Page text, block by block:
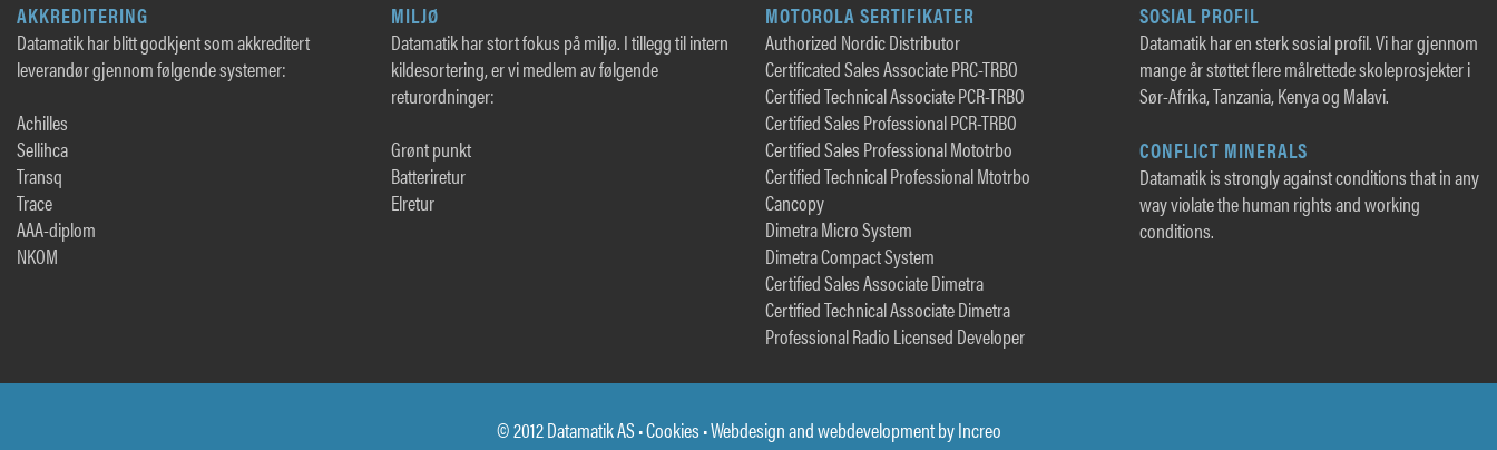
AKKREDITERING
Datamatik har blitt godkjent som akkreditert
leverandør gjennom følgende systemer:
Achilles
Sellihca
Transq
Trace
AAA-diplom
NKOM
MILJØ
Datamatik har stort fokus på miljø. I tillegg til intern
kildesortering, er vi medlem av følgende
returordninger:
Grønt punkt
Batteriretur
Elretur
MOTOROLA SERTIFIKATER
Authorized Nordic Distributor
Certificated Sales Associate PRC-TRBO
Certified Technical Associate PCR-TRBO
Certified Sales Professional PCR-TRBO
Certified Sales Professional Mototrbo
Certified Technical Professional Mtotrbo
Cancopy
Dimetra Micro System
Dimetra Compact System
Certified Sales Associate Dimetra
Certified Technical Associate Dimetra
Professional Radio Licensed Developer
SOSIAL PROFIL
Datamatik har en sterk sosial profil. Vi har gjennom
mange år støttet flere målrettede skoleprosjekter i
Sør-Afrika, Tanzania, Kenya og Malavi.
CONFLICT MINERALS
Datamatik is strongly against conditions that in any
way violate the human rights and working
conditions.
© 2012 Datamatik AS •Cookies • Webdesign and webdevelopment byIncreo